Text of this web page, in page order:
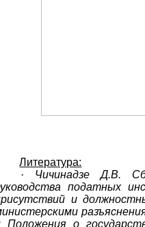
Литература:
·
Чичинадзе Д.В.
податных
и
Положения о